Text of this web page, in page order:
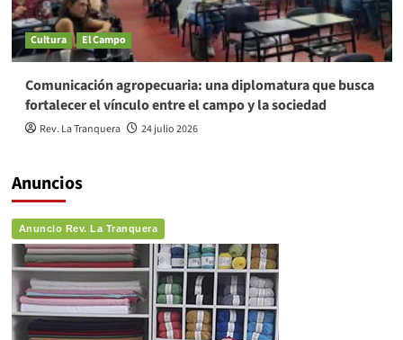
Cultura El Campo
Comunicación agropecuaria: una diplomatura que busca
fortalecer el vínculo entre el campo y la sociedad
Rev. La Tranquera 24 julio 2026
Anuncios
Anuncio Rev. La Tranquera